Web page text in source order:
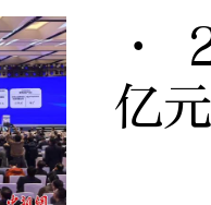
·
亿